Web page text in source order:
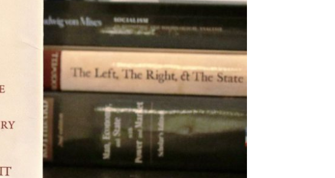
Turismo accidental
Vidas paralelas
Voces y lecturas